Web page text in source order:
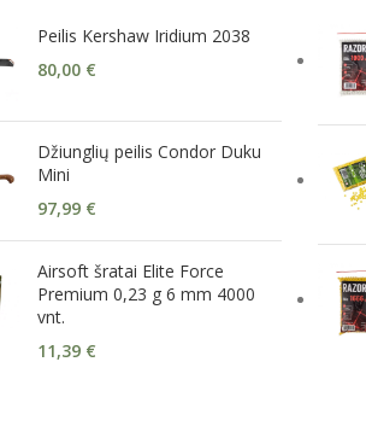
Peilis Kershaw Iridium 2038
80,00 €
Džiunglių peilis Condor Duku
Mini
97,99 €
Airsoft šratai Elite Force
Premium 0,23 g 6 mm 4000
vnt.
11,39 €